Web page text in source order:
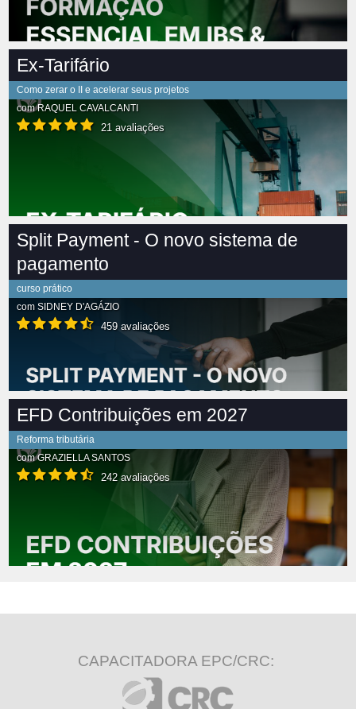
Ex-Tarifário
Como zerar o II e acelerar seus projetos
comRAQUEL CAVALCANTI
21 avaliações
Split Payment - O novo sistema de
pagamento
curso prático
com SIDNEY D'AGÁZIO
459 avaliações
EFD Contribuições em 2027
Reforma tributária
comGRAZIELLA SANTOS
242 avaliações
CAPACITADORA EPC/CRC: